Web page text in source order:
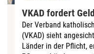
VKAD fordert
Der Verband
(VKAD) sieht
Länder in der Pflicht,